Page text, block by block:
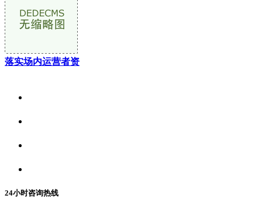
落实场内运营者资
24小时咨询热线